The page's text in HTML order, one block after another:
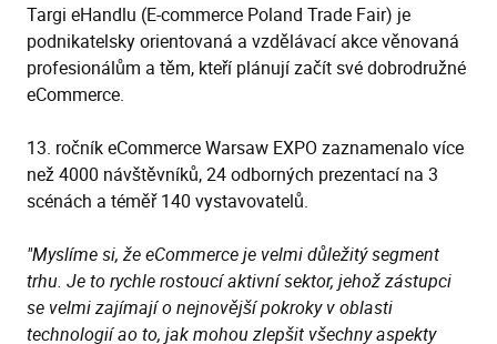
Targi eHandlu (E-commerce Poland Trade Fair) je
podnikatelsky orientovaná a vzdělávací akce věnovaná
profesionálům a těm, kteří plánují začít své dobrodružné
eCommerce.
13. ročník eCommerce Warsaw EXPO zaznamenalo více
než 4000 návštěvníků, 24 odborných prezentací na 3
scénách a téměř 140 vystavovatelů.
"Myslíme si, že eCommerce je velmi důležitý segment
trhu. Je to rychle rostoucí aktivní sektor, jehož zástupci
se velmi zajímají o nejnovější pokroky v oblasti
technologií ao to, jak mohou zlepšit všechny aspekty